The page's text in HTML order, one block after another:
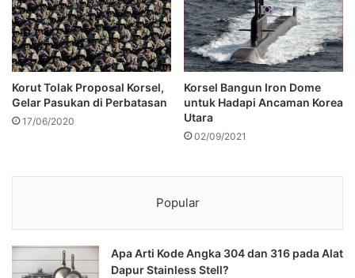
Korut Tolak Proposal Korsel,
Gelar Pasukan di Perbatasan
17/06/2020
Korsel Bangun Iron Dome
untuk Hadapi Ancaman Korea
Utara
02/09/2021
Popular
Apa Arti Kode Angka 304 dan 316 pada Alat
Dapur Stainless Stell?